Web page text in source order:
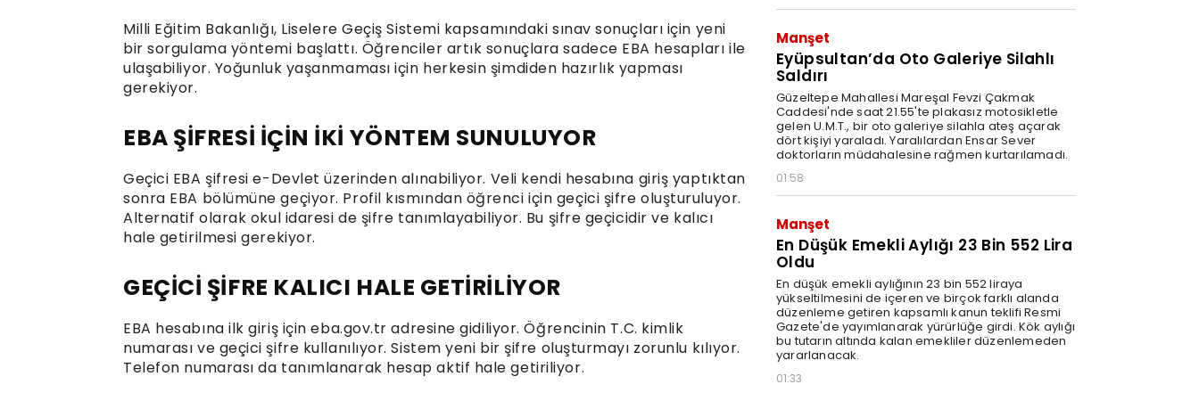
Milli Eğitim Bakanlığı, Liselere Geçiş Sistemi kapsamındaki sınav sonuçları için yeni
bir sorgulama yöntemi başlattı. Öğrenciler artık sonuçlara sadece EBA hesapları ile
ulaşabiliyor. Yoğunluk yaşanmaması için herkesin şimdiden hazırlık yapması
gerekiyor.
EBA ŞİFRESİ İÇİN İKİ YÖNTEM SUNULUYOR
Geçici EBA şifresi e-Devlet üzerinden alınabiliyor. Veli kendi hesabına giriş yaptıktan
sonra EBA bölümüne geçiyor. Profil kısmından öğrenci için geçici şifre oluşturuluyor.
Alternatif olarak okul idaresi de şifre tanımlayabiliyor. Bu şifre geçicidir ve kalıcı
hale getirilmesi gerekiyor.
GEÇİCİ ŞİFRE KALICI HALE GETİRİLİYOR
EBA hesabına ilk giriş için eba.gov.tr adresine gidiliyor. Öğrencinin T.C. kimlik
numarası ve geçici şifre kullanılıyor. Sistem yeni bir şifre oluşturmayı zorunlu kılıyor.
Telefon numarası da tanımlanarak hesap aktif hale getiriliyor.
Manşet
Eyüpsultan’da Oto Galeriye Silahlı
Saldırı
Güzeltepe Mahallesi Mareşal Fevzi Çakmak
Caddesi'nde saat 21.55'te plakasız motosikletle
gelen U.M.T., bir oto galeriye silahla ateş açarak
dört kişiyi yaraladı. Yaralılardan Ensar Sever
doktorların müdahalesine rağmen kurtarılamadı.
01:58
Manşet
En Düşük Emekli Aylığı 23 Bin 552 Lira
Oldu
En düşük emekli aylığının 23 bin 552 liraya
yükseltilmesini de içeren ve birçok farklı alanda
düzenleme getiren kapsamlı kanun teklifi Resmi
Gazete'de yayımlanarak yürürlüğe girdi. Kök aylığı
bu tutarın altında kalan emekliler düzenlemeden
yararlanacak.
01:33